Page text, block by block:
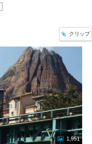
クリップ
1,951